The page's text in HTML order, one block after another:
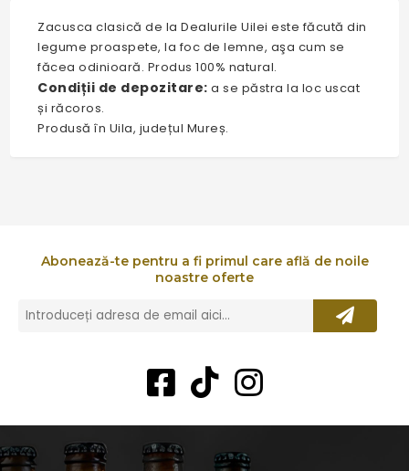
Zacusca clasică de la Dealurile Uilei este făcută din
legume proaspete, la foc de lemne, aşa cum se
făcea odinioară. Produs 100% natural.
Condiții de depozitare: a se păstra la loc uscat
și răcoros.
Produsă în Uila, județul Mureș.
Abonează-te pentru a fi primul care află de noile
noastre oferte